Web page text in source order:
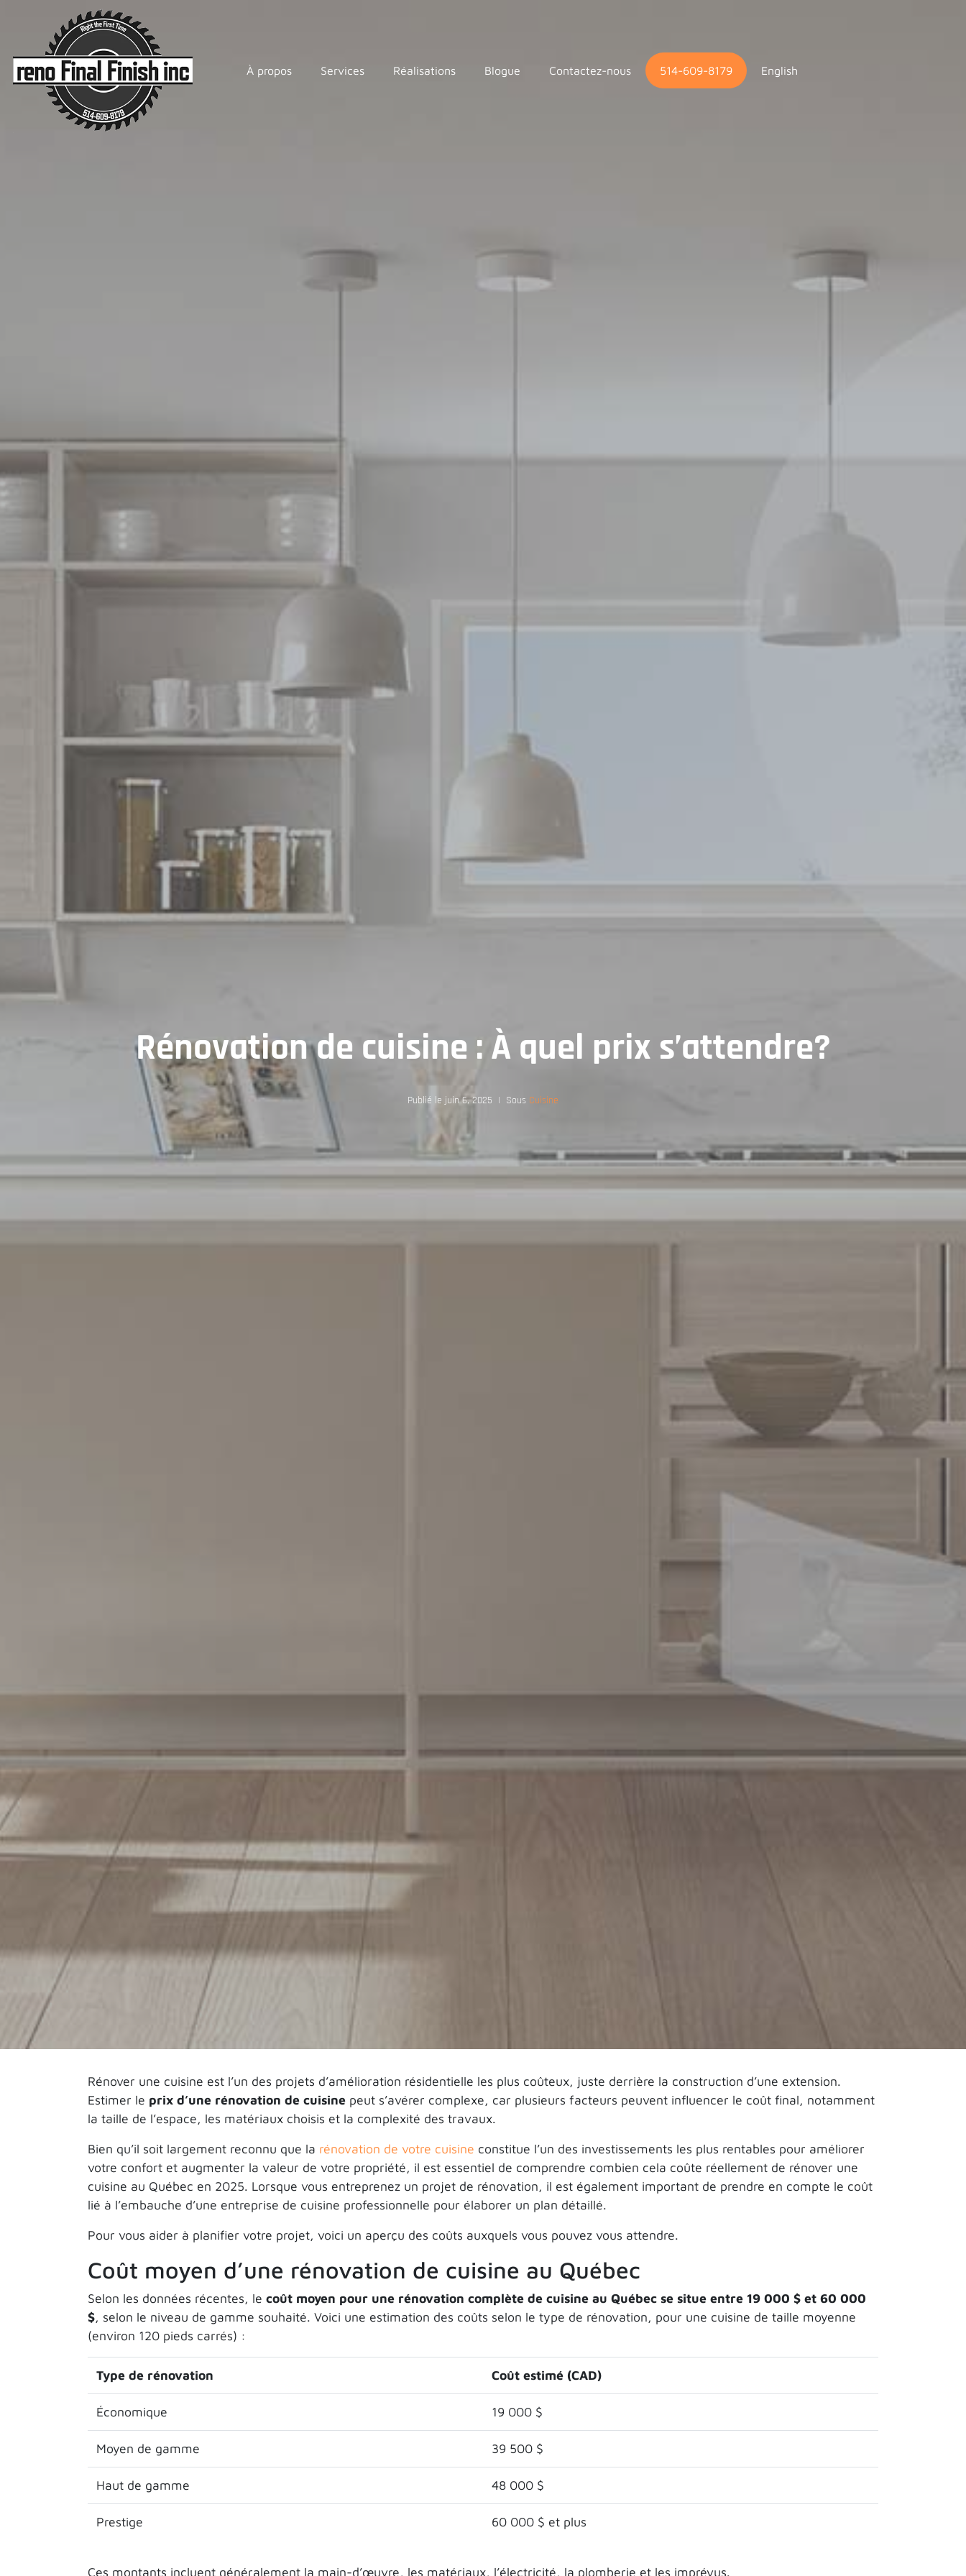
À propos Services Réalisations Blogue Contactez-nous 514-609-8179 English
Rénovation de cuisine : À quel prix s’attendre?
Publié le juin 6, 2025 Sous Cuisine
Rénover une cuisine est l’un des projets d’amélioration résidentielle les plus coûteux, juste derrière la construction d’une extension.
Estimer le prix d’une rénovation de cuisine peut s’avérer complexe, car plusieurs facteurs peuvent influencer le coût final, notamment
la taille de l’espace, les matériaux choisis et la complexité des travaux.
Bien qu’il soit largement reconnu que la rénovation de votre cuisine constitue l’un des investissements les plus rentables pour améliorer
votre confort et augmenter la valeur de votre propriété, il est essentiel de comprendre combien cela coûte réellement de rénover une
cuisine au Québec en 2025. Lorsque vous entreprenez un projet de rénovation, il est également important de prendre en compte le coût
lié à l’embauche d’une entreprise de cuisine professionnelle pour élaborer un plan détaillé.
Pour vous aider à planifier votre projet, voici un aperçu des coûts auxquels vous pouvez vous attendre.
Coût moyen d’une rénovation de cuisine au Québec
Selon les données récentes, le coût moyen pour une rénovation complète de cuisine au Québec se situe entre 19 000 $ et 60 000
$, selon le niveau de gamme souhaité. Voici une estimation des coûts selon le type de rénovation, pour une cuisine de taille moyenne
(environ 120 pieds carrés) :
Type de rénovation Coût estimé (CAD)
Économique 19 000 $
Moyen de gamme 39 500 $
Haut de gamme 48 000 $
Prestige 60 000 $ et plus
Ces montants incluent généralement la main-d’œuvre, les matériaux, l’électricité, la plomberie et les imprévus.